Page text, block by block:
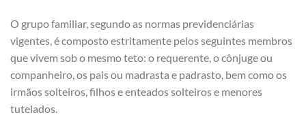
O grupo familiar, segundo as normas previdenciárias
vigentes, é composto estritamente pelos seguintes membros
que vivem sob o mesmo teto: o requerente, o cônjuge ou
companheiro, os pais ou madrasta e padrasto, bem como os
irmãos solteiros, filhos e enteados solteiros e menores
tutelados.